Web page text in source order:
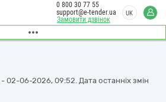
Замовити дзвінок
0 800 30 77 55
support@e-tender.ua
UK
02-06-2026, 09:52. Дата останніх змін